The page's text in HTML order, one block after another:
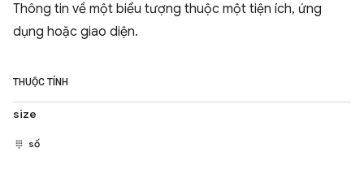
Thông tin về một biểu tượng thuộc một tiện ích, ứng
dụng hoặc giao diện.
THUỘC TÍNH
size
số